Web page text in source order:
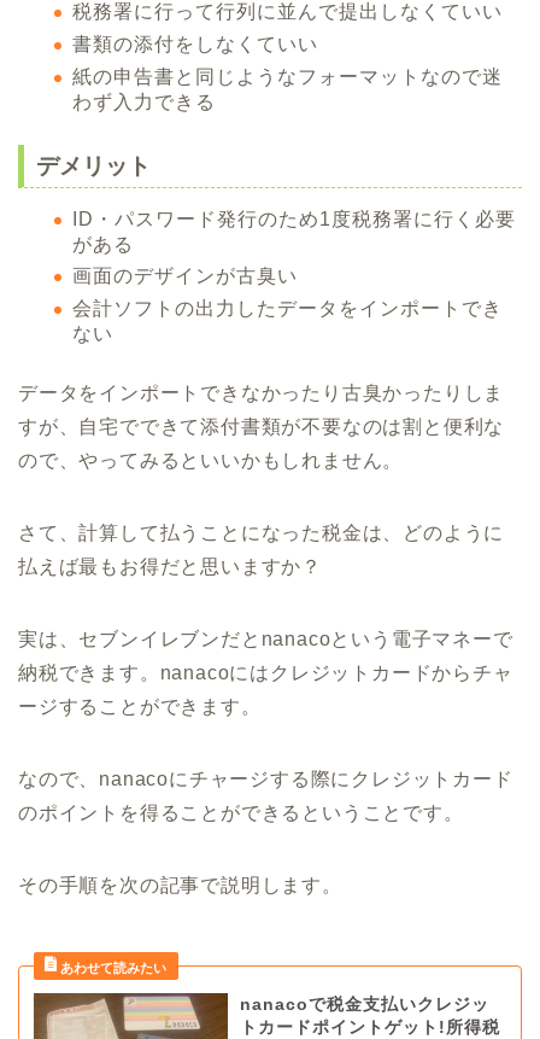
税務署に行って行列に並んで提出しなくていい
書類の添付をしなくていい
紙の申告書と同じようなフォーマットなので迷
わず入力できる
デメリット
ID・パスワード発行のため1度税務署に行く必要
がある
画面のデザインが古臭い
会計ソフトの出力したデータをインポートでき
ない
データをインポートできなかったり古臭かったりしま
すが、自宅でできて添付書類が不要なのは割と便利な
ので、やってみるといいかもしれません。
さて、計算して払うことになった税金は、どのように
払えば最もお得だと思いますか？
実は、セブンイレブンだとnanacoという電子マネーで
納税できます。nanacoにはクレジットカードからチャ
ージすることができます。
なので、nanacoにチャージする際にクレジットカード
のポイントを得ることができるということです。
その手順を次の記事で説明します。
nanacoで税金支払いクレジッ
トカードポイントゲット!所得税